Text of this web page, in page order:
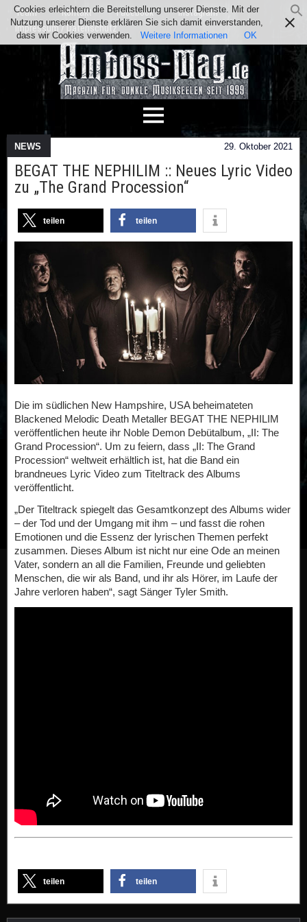
Team Kontakt Facebook
Instagram
Impressum / Datenschutz
NEWS 29. Oktober 2021
BEGAT THE NEPHILIM :: Neues Lyric Video
zu „The Grand Procession“
teilen teilen
Die im südlichen New Hampshire, USA beheimateten
Blackened Melodic Death Metaller BEGAT THE NEPHILIM
veröffentlichen heute ihr Noble Demon Debütalbum, „II: The
Grand Procession“. Um zu feiern, dass „II: The Grand
Procession“ weltweit erhältlich ist, hat die Band ein
brandneues Lyric Video zum Titeltrack des Albums
veröffentlicht.
„Der Titeltrack spiegelt das Gesamtkonzept des Albums wider
– der Tod und der Umgang mit ihm – und fasst die rohen
Emotionen und die Essenz der lyrischen Themen perfekt
zusammen. Dieses Album ist nicht nur eine Ode an meinen
Vater, sondern an all die Familien, Freunde und geliebten
Menschen, die wir als Band, und ihr als Hörer, im Laufe der
Jahre verloren haben“, sagt Sänger Tyler Smith.
teilen teilen
Cookies erleichtern die Bereitstellung unserer Dienste. Mit der
Nutzung unserer Dienste erklären Sie sich damit einverstanden,
dass wir Cookies verwenden.
Weitere Informationen OK